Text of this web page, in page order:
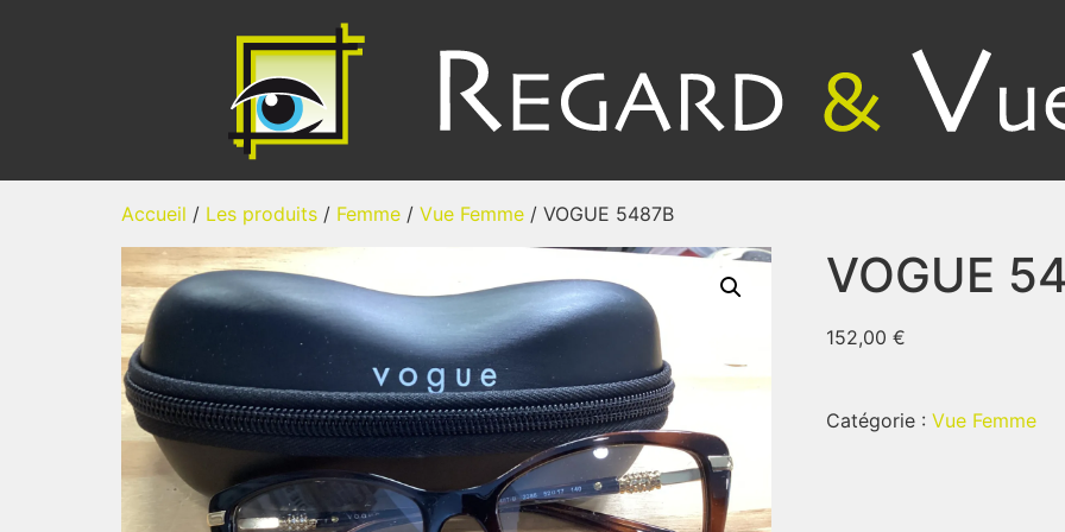
Accueil / Les produits / Femme / Vue Femme / VOGUE 5487B
VOGUE
152,00 €
Catégorie : Vue Femme